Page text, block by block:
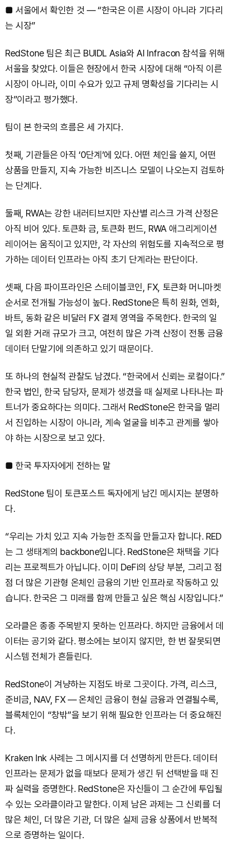
■ 서울에서 확인한 것 — “한국은 이른 시장이 아니라 기다리
는 시장”
RedStone 팀은 최근 BUIDL Asia와 AI Infracon 참석을 위해
서울을 찾았다. 이들은 현장에서 한국 시장에 대해 “아직 이른
시장이 아니라, 이미 수요가 있고 규제 명확성을 기다리는 시
장”이라고 평가했다.
팀이 본 한국의 흐름은 세 가지다.
첫째, 기관들은 아직 ‘0단계’에 있다. 어떤 체인을 쓸지, 어떤
상품을 만들지, 지속 가능한 비즈니스 모델이 나오는지 검토하
는 단계다.
둘째, RWA는 강한 내러티브지만 자산별 리스크 가격 산정은
아직 비어 있다. 토큰화 금, 토큰화 펀드, RWA 애그리게이션
레이어는 움직이고 있지만, 각 자산의 위험도를 지속적으로 평
가하는 데이터 인프라는 아직 초기 단계라는 판단이다.
셋째, 다음 파이프라인은 스테이블코인, FX, 토큰화 머니마켓
순서로 전개될 가능성이 높다. RedStone은 특히 원화, 엔화,
바트, 동화 같은 비달러 FX 결제 영역을 주목한다. 한국의 일
일 외환 거래 규모가 크고, 여전히 많은 가격 산정이 전통 금융
데이터 단말기에 의존하고 있기 때문이다.
또 하나의 현실적 관찰도 남겼다. “한국에서 신뢰는 로컬이다.”
한국 법인, 한국 담당자, 문제가 생겼을 때 실제로 나타나는 파
트너가 중요하다는 의미다. 그래서 RedStone은 한국을 멀리
서 진입하는 시장이 아니라, 계속 얼굴을 비추고 관계를 쌓아
야 하는 시장으로 보고 있다.
■ 한국 투자자에게 전하는 말
RedStone 팀이 토큰포스트 독자에게 남긴 메시지는 분명하
다.
“우리는 가치 있고 지속 가능한 조직을 만들고자 합니다. RED
는 그 생태계의 backbone입니다. RedStone은 채택을 기다
리는 프로젝트가 아닙니다. 이미 DeFi의 상당 부분, 그리고 점
점 더 많은 기관형 온체인 금융의 기반 인프라로 작동하고 있
습니다. 한국은 그 미래를 함께 만들고 싶은 핵심 시장입니다.”
오라클은 종종 주목받지 못하는 인프라다. 하지만 금융에서 데
이터는 공기와 같다. 평소에는 보이지 않지만, 한 번 잘못되면
시스템 전체가 흔들린다.
RedStone이 겨냥하는 지점도 바로 그곳이다. 가격, 리스크,
준비금, NAV, FX — 온체인 금융이 현실 금융과 연결될수록,
블록체인이 “창밖”을 보기 위해 필요한 인프라는 더 중요해진
다.
Kraken Ink 사례는 그 메시지를 더 선명하게 만든다. 데이터
인프라는 문제가 없을 때보다 문제가 생긴 뒤 선택받을 때 진
짜 실력을 증명한다. RedStone은 자신들이 그 순간에 투입될
수 있는 오라클이라고 말한다. 이제 남은 과제는 그 신뢰를 더
많은 체인, 더 많은 기관, 더 많은 실제 금융 상품에서 반복적
으로 증명하는 일이다.